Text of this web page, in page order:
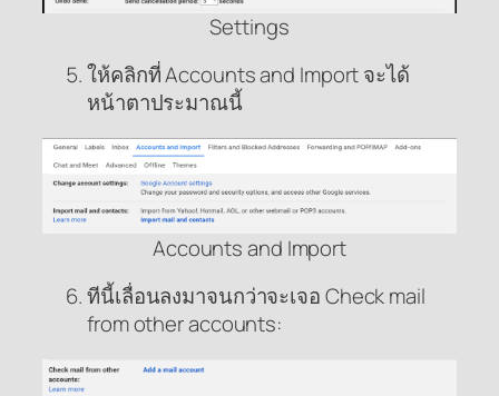
Settings
ให้คลิกที่ Accounts and Import จะได้
หน้าตาประมาณนี้
Accounts and Import
ทีนี้เลื่อนลงมาจนกว่าจะเจอ Check mail
from other accounts: